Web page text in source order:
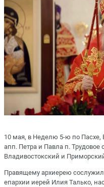
10 мая, в Неделю 5-ю по Пасхе,
апп. Петра и Павла п.
Владивостокский и
Правящему архиерею
епархии иерей Илия Талько,